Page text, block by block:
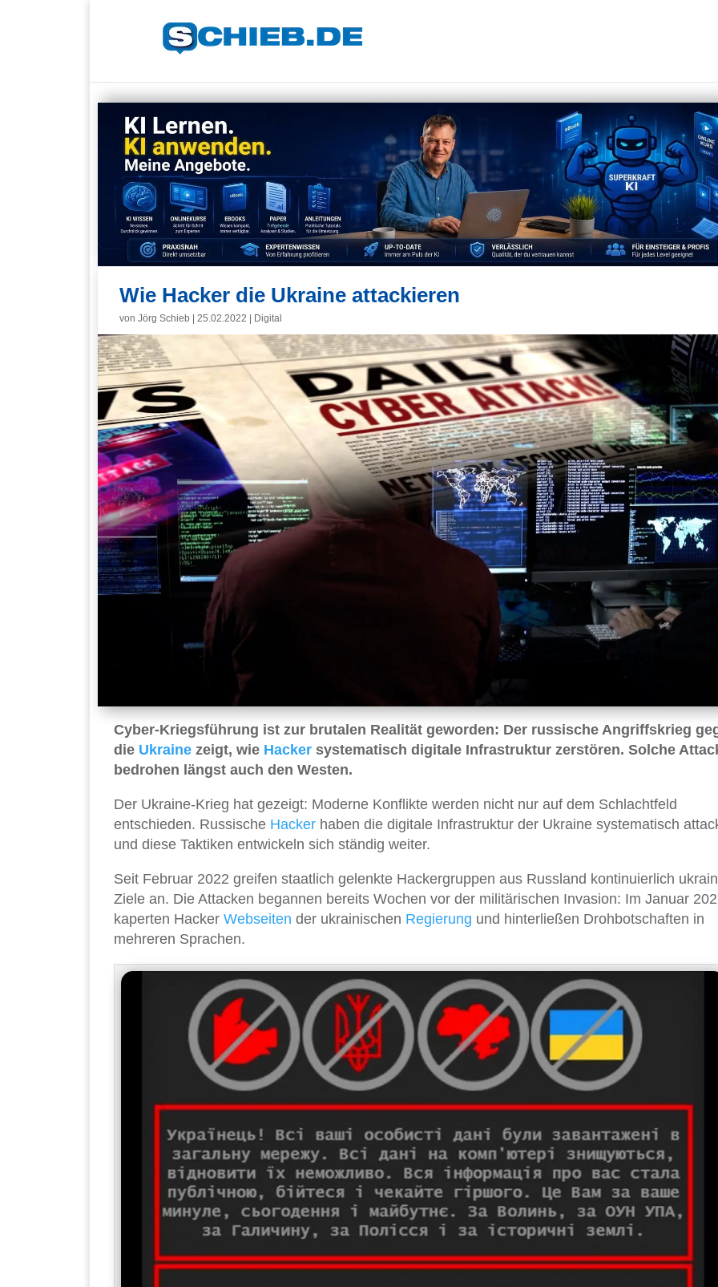
Wie Hacker die Ukraine attackieren
von Jörg Schieb 25.02.2022 Digital
Cyber-Kriegsführung ist zur brutalen Realität geworden: Der russische Angriffskrieg
die Ukraine zeigt, wie Hacker systematisch digitale Infrastruktur zerstören. Solche
bedrohen längst auch den Westen.
Der Ukraine-Krieg hat gezeigt: Moderne Konflikte werden nicht nur auf dem Schlachtfeld
entschieden. Russische Hacker haben die digitale Infrastruktur der Ukraine systematisch
und diese Taktiken entwickeln sich ständig weiter.
Seit Februar 2022 greifen staatlich gelenkte Hackergruppen aus Russland kontinuierlich
Ziele an. Die Attacken begannen bereits Wochen vor der militärischen Invasion: Im Januar
kaperten Hacker Webseiten der ukrainischen Regierung und hinterließen Drohbotschaften in
mehreren Sprachen.